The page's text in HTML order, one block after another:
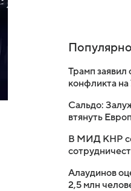
Трамп заявил
конфликта
Сальдо:
втянуть
В МИД КНР
Алаудинов
2,5 млн